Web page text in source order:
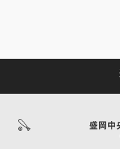
盛岡中